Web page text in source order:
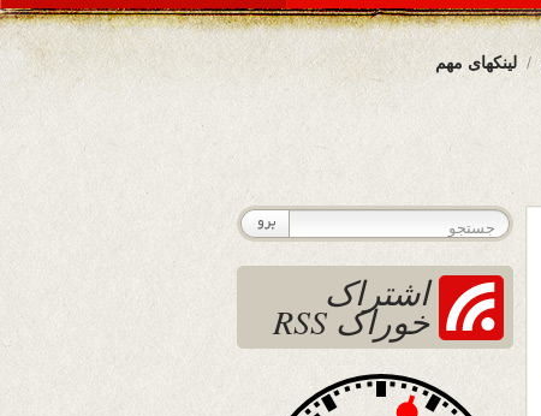
لینکهای مهم
اشتراک
خوراک RSS